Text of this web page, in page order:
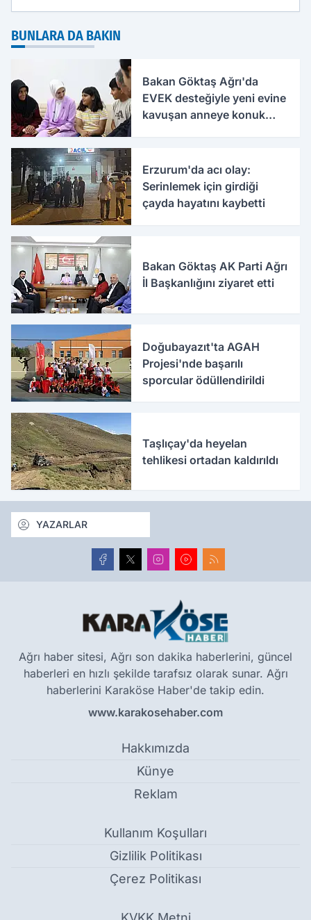
BUNLARA DA BAKIN
Bakan Göktaş Ağrı'da
EVEK desteğiyle yeni evine
kavuşan anneye konuk
Erzurum'da acı olay:
Serinlemek için girdiği
çayda hayatını kaybetti
Bakan Göktaş AK Parti Ağrı
İl Başkanlığını ziyaret etti
Doğubayazıt'ta AGAH
Projesi'nde başarılı
sporcular ödüllendirildi
Taşlıçay'da heyelan
tehlikesi ortadan kaldırıldı
YAZARLAR
Ağrı haber sitesi, Ağrı son dakika haberlerini, güncel
haberleri en hızlı şekilde tarafsız olarak sunar. Ağrı
haberlerini Karaköse Haber'de takip edin.
www.karakosehaber.com
Hakkımızda
Künye
Reklam
Kullanım Koşulları
Gizlilik Politikası
Çerez Politikası